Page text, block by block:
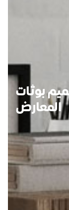
بوثات
المعارض